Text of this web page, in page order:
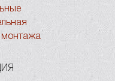
монтажа